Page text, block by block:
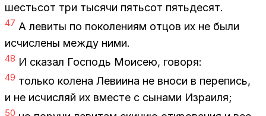
шесть­сот три ты­ся­чи пять­сот пять­де­сят.
47 А ле­ви­ты по по­ко­ле­ни­ям от­цов их не были
ис­чис­ле­ны меж­ду ними.
48 И ска­зал Гос­подь Мо­и­сею, го­во­ря:
49 толь­ко ко­ле­на Ле­ви­и­на не вно­си в пе­ре­пись,
и не ис­чис­ляй их вме­сте с сы­на­ми Из­ра­и­ля;
50